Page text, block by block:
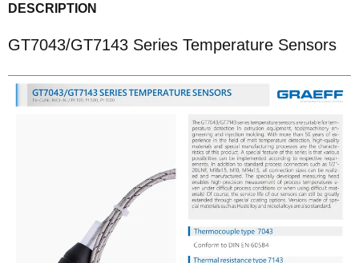
DESCRIPTION
GT7043/GT7143 Series Temperature Sensors